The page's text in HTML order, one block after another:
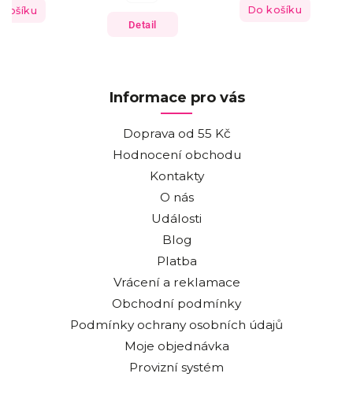
Detail
Do košíku
Informace pro vás
Doprava od 55 Kč
Hodnocení obchodu
Kontakty
O nás
Události
Blog
Platba
Vrácení a reklamace
Obchodní podmínky
Podmínky ochrany osobních údajů
Moje objednávka
Provizní systém